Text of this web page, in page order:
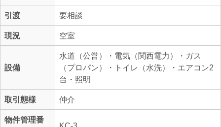
引渡 要相談
現況 空室
設備
水道（公営）・電気（関西電力）・ガス
（プロパン）・トイレ（水洗）・エアコン2
台・照明
取引態様 仲介
物件管理番